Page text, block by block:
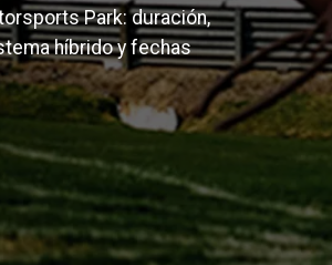
Park: duración,
híbrido y fechas